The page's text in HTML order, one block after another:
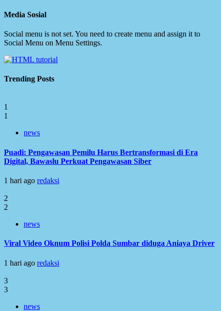
Media Sosial
Social menu is not set. You need to create menu and assign it to
Social Menu on Menu Settings.
Trending Posts
1
1
news
Puadi: Pengawasan Pemilu Harus Bertransformasi di Era
Digital, Bawaslu Perkuat Pengawasan Siber
1 hari ago redaksi
2
2
news
Viral Video Oknum Polisi Polda Sumbar diduga Aniaya Driver
1 hari ago redaksi
3
3
news